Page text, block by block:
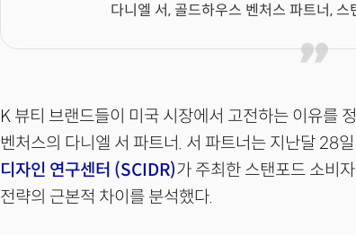
다니엘 서, 골드하우스 벤처스 파트너,
K 뷰티 브랜드들이 미국 시장에서 고전하는 이유를
벤처스의 다니엘 서 파트너. 서 파트너는 지난달 28
디자인 연구센터 (SCIDR)가 주최한 스탠포드 소비
전략의 근본적 차이를 분석했다.